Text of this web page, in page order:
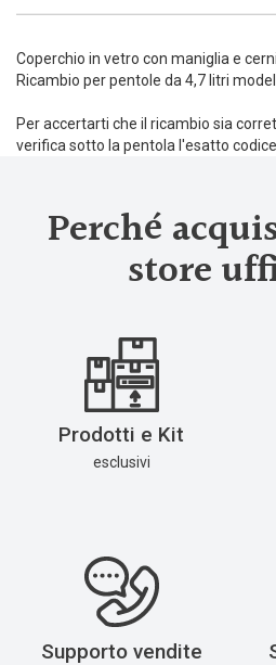
Coperchio in vetro con maniglia e
Ricambio per pentole da 4,7 litri
Per accertarti che il ricambio sia
verifica sotto la pentola l'esatto
Perché
store
Prodotti e Kit
esclusivi
Supporto vendite